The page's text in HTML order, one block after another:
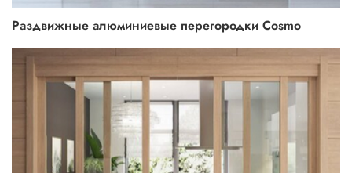
Раздвижные алюминиевые перегородки Cosmo